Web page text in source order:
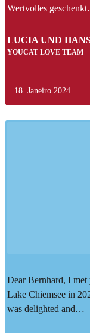
Wertvolles
LUCIA UND
YOUCAT LOVE TEAM
18. Janeiro 2024
Dear Bernhard, I
Lake Chiemsee in
was delighted and…